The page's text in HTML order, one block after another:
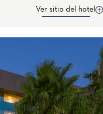
Ver sitio del hotel